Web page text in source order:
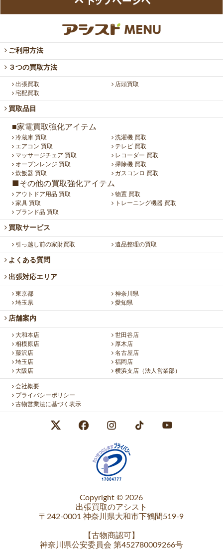
ご利用方法
３つの買取方法
出張買取
店頭買取
宅配買取
買取品目
■家電買取強化アイテム
冷蔵庫 買取
洗濯機 買取
エアコン 買取
テレビ 買取
マッサージチェア 買取
レコーダー 買取
オーブンレンジ 買取
掃除機 買取
炊飯器 買取
ガスコンロ 買取
■その他の買取強化アイテム
アウトドア用品 買取
物置 買取
家具 買取
トレーニング機器 買取
ブランド品 買取
買取サービス
引っ越し前の家財買取 遺品整理の買取
よくある質問
出張対応エリア
東京都
神奈川県
埼玉県
愛知県
店舗案内
大和本店
世田谷店
相模原店
厚木店
藤沢店
名古屋店
埼玉店
福岡店
大阪店
横浜支店（法人営業部）
会社概要
プライバシーポリシー
古物営業法に基づく表示
Copyright © 2026
出張買取のアシスト
〒242-0001 神奈川県大和市下鶴間519-9
【古物商認可
】
神奈川県公安委員会 第452780009266号